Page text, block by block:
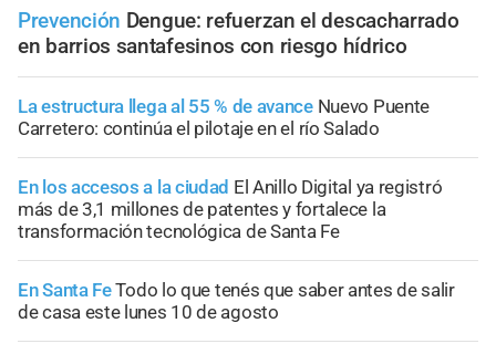
Prevención Dengue: refuerzan el descacharrado
en barrios santafesinos con riesgo hídrico
La estructura llega al 55 % de avance Nuevo Puente
Carretero: continúa el pilotaje en el río Salado
En los accesos a la ciudad El Anillo Digital ya registró
más de 3,1 millones de patentes y fortalece la
transformación tecnológica de Santa Fe
En Santa FeTodo lo que tenés que saber antes de salir
de casa este lunes 10 de agosto